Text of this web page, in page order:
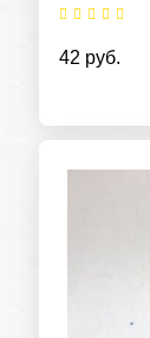
42 руб.